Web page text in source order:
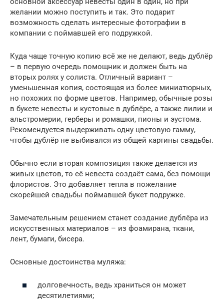
желании можно поступить и так. Это подарит
возможность сделать интересные фотографии в
компании с поймавшей его подружкой.
Куда чаще точную копию всё же не делают, ведь дублёр
– в первую очередь помощник и должен быть на
вторых ролях у солиста. Отличный вариант –
уменьшенная копия, состоящая из более миниатюрных,
но похожих по форме цветов. Например, обычные розы
в букете невесты и кустовые в дублёре, а также лилии и
альстромерии, герберы и ромашки, пионы и эустома.
Рекомендуется выдерживать одну цветовую гамму,
чтобы дублёр не выбивался из общей картины свадьбы.
Обычно если вторая композиция также делается из
живых цветов, то её невеста создаёт сама, без помощи
флористов. Это добавляет тепла в пожелание
скорейшей свадьбы поймавшей букет подружке.
Замечательным решением станет создание дублёра из
искусственных материалов – из фоамирана, ткани,
лент, бумаги, бисера.
Основные достоинства муляжа:
долговечность, ведь храниться он может
десятилетиями;